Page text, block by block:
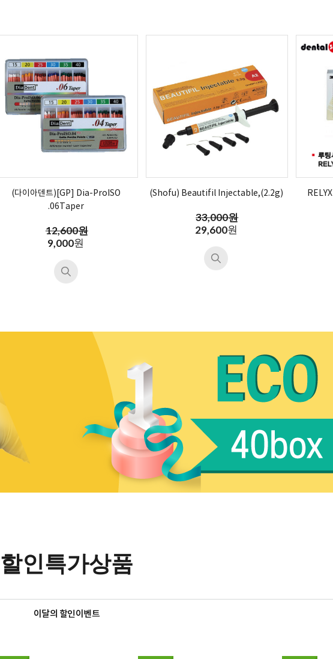
(다이아덴트)[GP] Dia-ProISO
.06Taper
12,600원
9,000원
(Shofu) Beautifil Injectable,(2.2g)
33,000원
29,600원
할인특가상품
이달의 할인이벤트